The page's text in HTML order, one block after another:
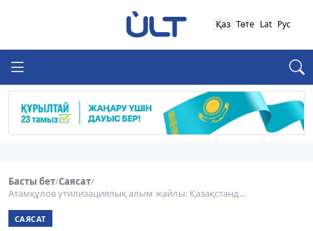
Қаз Төте Lat Рус
Басты бет/Саясат/
Атамқұлов утилизациялық алым жайлы: Қазақстанд...
САЯСАТ